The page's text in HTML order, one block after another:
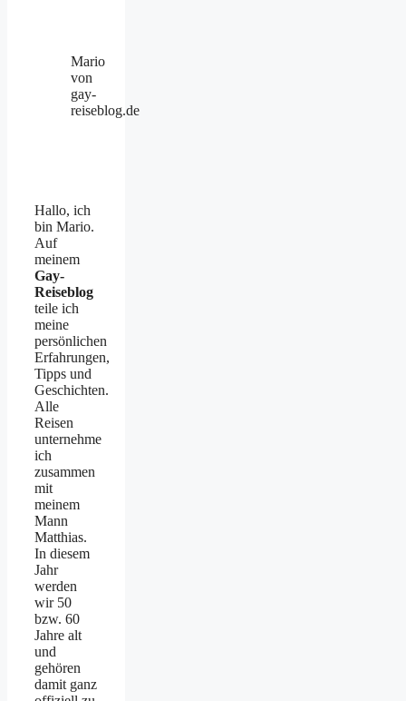
Mario
von
gay-
reiseblog.de
Hallo, ich
bin Mario.
Auf
meinem
Gay-
Reiseblog
teile ich
meine
persönlichen
Erfahrungen,
Tipps und
Geschichten.
Alle
Reisen
unternehme
ich
zusammen
mit
meinem
Mann
Matthias.
In diesem
Jahr
werden
wir 50
bzw. 60
Jahre alt
und
gehören
damit ganz